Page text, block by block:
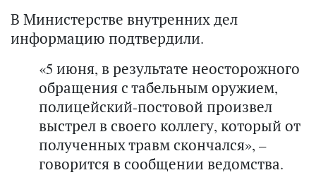
В Министерстве внутренних дел
информацию подтвердили.
«5 июня, в результате неосторожного
обращения с табельным оружием,
полицейский-постовой произвел
выстрел в своего коллегу, который от
полученных травм скончался», –
говорится в сообщении ведомства.